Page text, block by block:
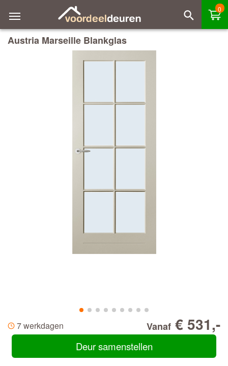
0
Austria Marseille Blankglas
7 werkdagen Vanaf € 531,-
Deur samenstellen